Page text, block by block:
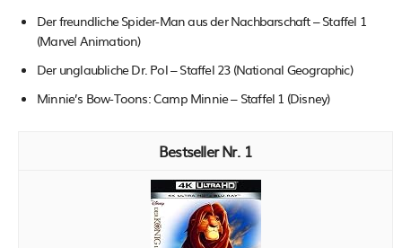
Der freundliche Spider-Man aus der Nachbarschaft – Staffel 1
(Marvel Animation)
Der unglaubliche Dr. Pol – Staffel 23 (National Geographic)
Minnie’s Bow-Toons: Camp Minnie – Staffel 1 (Disney)
1